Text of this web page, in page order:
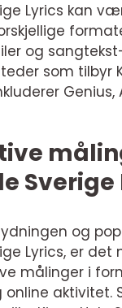
Lyrics kan
og
som tilbyr
Genius,
Sverige
og
Lyrics, er
målinger i
aktivitet.